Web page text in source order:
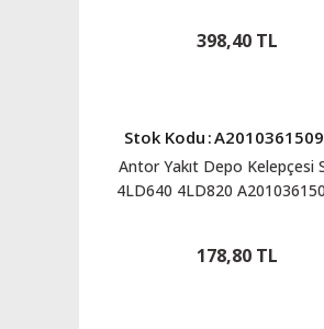
398,40 TL
Stok Kodu :
Antor Yakıt Depo Kelepçesi
4LD640 4LD820
178,80 TL